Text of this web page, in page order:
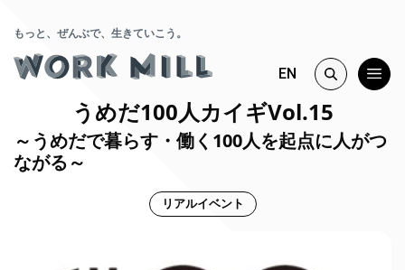
もっと、ぜんぶで、生きていこう。
EN
うめだ100人カイギVol.15
～うめだで暮らす・働く100人を起点に人がつ
ながる～
リアルイベント